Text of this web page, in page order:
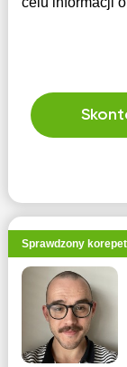
Sprawdzony